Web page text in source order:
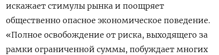
искажает стимулы рынка и поощряет
общественно опасное экономическое поведение.
«Полное освобождение от риска, выходящего за
рамки ограниченной суммы, побуждает многих